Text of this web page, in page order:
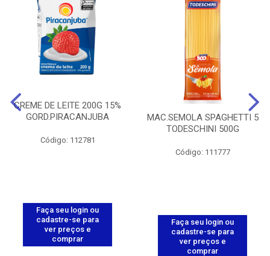
CREME DE LEITE 200G 15%
GORD.PIRACANJUBA
Código: 112781
Faça seu login ou
cadastre-se para
ver preços e
comprar
MAC.SEMOLA SPAGHETTI 5
TODESCHINI 500G
Código: 111777
Faça seu login ou
cadastre-se para
ver preços e
comprar